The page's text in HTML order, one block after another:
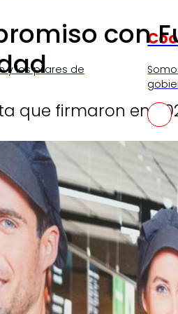
y los pilares de
con
que firmaron en